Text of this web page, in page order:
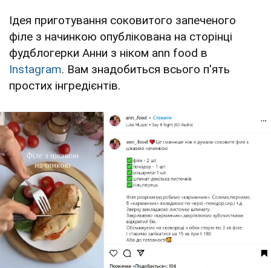
Ідея приготування соковитого запеченого
філе з начинкою опублікована на сторінці
фудблогерки Анни з ніком ann food в
Instagram. Вам знадобиться всього п'ять
простих інгредієнтів.